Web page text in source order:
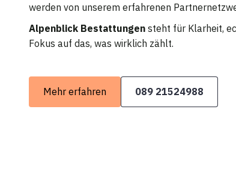
werden von unserem erfahrenen
Alpenblick Bestattungen steht für Klarheit,
Fokus auf das, was wirklich zählt.
Mehr erfahren 089 21524988